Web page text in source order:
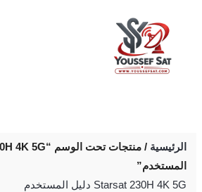
الرئيسية
المستخدم”
Starsat 230H 4K 5G دليل المستخدم